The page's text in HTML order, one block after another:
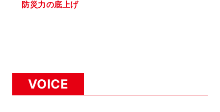
防災力の底上げ
VOICE